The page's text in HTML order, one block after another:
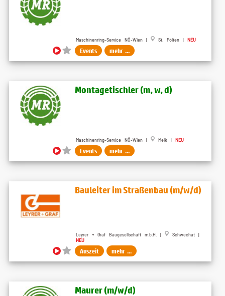
Maschinenring-Service NÖ-Wien | St. Pölten | NEU
Events mehr ...
Montagetischler (m, w, d)
Maschinenring-Service NÖ-Wien | Melk | NEU
Events mehr ...
Bauleiter im Straßenbau (m/w/d)
Leyrer + Graf Baugesellschaft m.b.H. |
Schwechat |
NEU
Auszeit mehr ...
Maurer (m​/w​/d)